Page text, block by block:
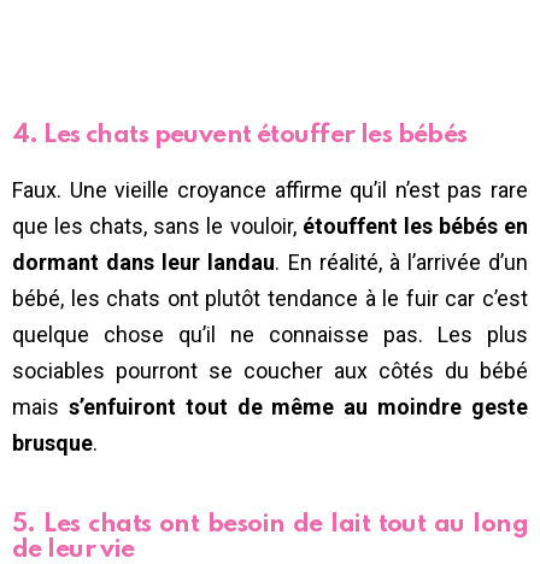
4. Les chats peuvent étouffer les bébés
Faux. Une vieille croyance affirme qu’il n’est pas rare
que les chats, sans le vouloir, étouffent les bébés en
dormant dans leur landau. En réalité, à l’arrivée d’un
bébé, les chats ont plutôt tendance à le fuir car c’est
quelque chose qu’il ne connaisse pas. Les plus
sociables pourront se coucher aux côtés du bébé
mais s’enfuiront tout de même au moindre geste
brusque.
5. Les chats ont besoin de lait tout au long
de leur vie